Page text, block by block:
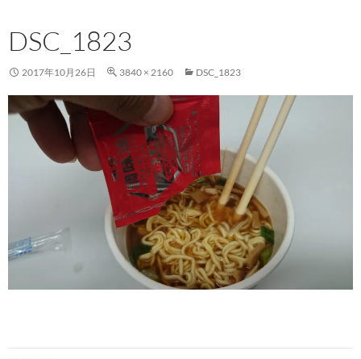
ン
ツ
へ
ッ
DSC_1823
2017年10月26日 3840 × 2160 DSC_1823